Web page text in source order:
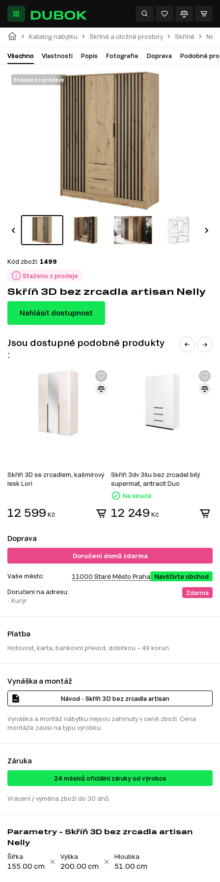
Katalog nábytku Skříně a úložné prostory Skříně Nelly
Všechno Vlastnosti Popis Fotografie Doprava Podobné
Staženo z prodeje
Staženo z prodeje
Kód zboží: 1499
Skříň 3D bez zrcadla artisan Nelly
Nahlásit dostupnost
Jsou dostupné podobné produkty
:
Skříň 3D se zrcadlem, kašmírový
lesk Lori
12 599 Kč
Skříň 3dv 3šu bez zrcadel bílý
supermat, antracit Duo
Na skladě
12 249 Kč
Doprava
Doručení domů zdarma
Vaše město: 11000 Staré Město Praha Navštivte obchod
Doručení na adresu:
- Kurýr
Zdarma
Platba
Hotovost, karta, bankovní převod, dobírkou – 49 korun.
Vynáška a montáž
Návod - Skříň 3D bez zrcadla artisan
Vynáška a montáž nábytku nejsou zahrnuty v ceně zboží. Cena
montáže závisí na typu výrobku.
Záruka
24 ​​​​měsíců oficiální záruky od výrobce
Vrácení / výměna zboží do 30 dnů
Parametry - Skříň 3D bez zrcadla artisan
Nelly
Šířka
155.00 cm
Výška
200.00 cm
Hloubka
51.00 cm